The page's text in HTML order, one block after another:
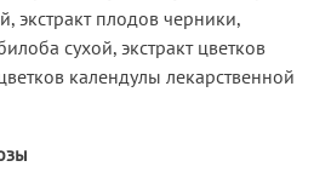
экстракт плодов черники,
сухой, экстракт цветков
календулы лекарственной